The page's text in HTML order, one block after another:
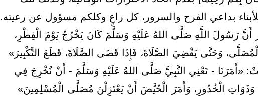
بداعي الفرح والسرور، كل راعٍ وكلكم مسؤول عن رعيته.
أَنَّ رَسُولَ اللَّهِ صَلَّى اللهُ عَلَيْهِ وَسَلَّمَ كَانَ ‌يَخْرُجُ ‌يَوْمَ ‌الْفِطْرِ،
وَحَتَّى يَقْضِيَ الصَّلَاةَ، فَإِذَا قَضَى الصَّلَاةَ، قَطَعَ التَّكْبِيرَ»
«أَمَرَنَا - تَعْنِي النَّبِيَّ صَلَّى اللهُ عَلَيْهِ وَسَلَّمَ - أَنْ نُخْرِجَ فِي
وَذَوَاتِ الْخُدُورِ، وَأَمَرَ الْحُيَّضَ أَنْ يَعْتَزِلْنَ مُصَلَّى الْمُسْلِمِينَ»